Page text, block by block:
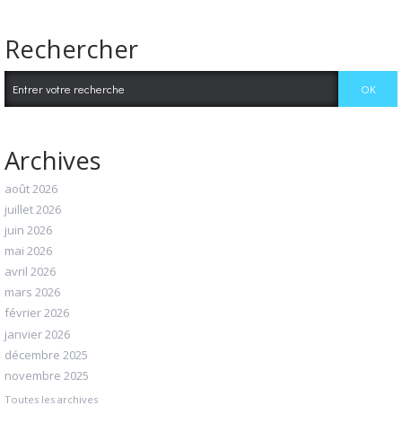
Rechercher
Archives
août 2026
juillet 2026
juin 2026
mai 2026
avril 2026
mars 2026
février 2026
janvier 2026
décembre 2025
novembre 2025
Toutes les archives